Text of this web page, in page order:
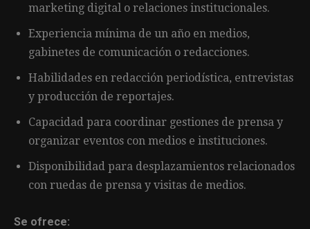
marketing digital o relaciones institucionales.
Experiencia mínima de un año en medios,
gabinetes de comunicación o redacciones.
Habilidades en redacción periodística, entrevistas
y producción de reportajes.
Capacidad para coordinar gestiones de prensa y
organizar eventos con medios e instituciones.
Disponibilidad para desplazamientos relacionados
con ruedas de prensa y visitas de medios.
Se ofrece: